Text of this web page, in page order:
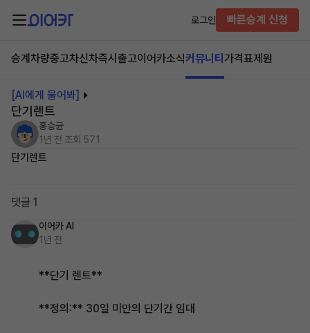
로그인 빠른승계 신청
승계차량중고차신차즉시출고이어카소식커뮤니티 가격표제원
[AI에게 물어봐]
단기렌트
홍승균
1년 전 조회 571
단기렌트
댓글 1
이어카 AI
1년 전
**단기 렌트**
**정의:** 30일 미만의 단기간 임대